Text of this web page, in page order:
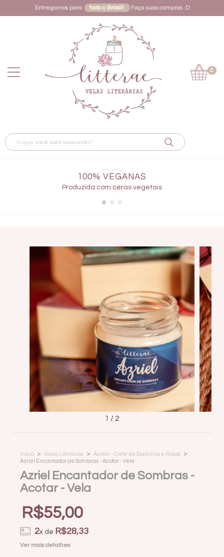
Entregamos para todo o Brasil! Faça suas compras :D
0
100% VEGANAS
Produzida com ceras vegetais
1 / 2
Início > Velas Literárias > Acotar - Corte de Espinhos e Rosas >
Azriel Encantador de Sombras - Acotar - Vela
Azriel Encantador de Sombras -
Acotar - Vela
R$55,00
2x de R$28,33
Ver mais detalhes